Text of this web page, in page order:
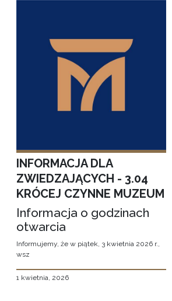
INFORMACJA DLA
ZWIEDZAJĄCYCH - 3.04
KRÓCEJ CZYNNE MUZEUM
Informacja o godzinach
otwarcia
Informujemy, że w piątek, 3 kwietnia 2026 r.,
wsz
1 kwietnia, 2026